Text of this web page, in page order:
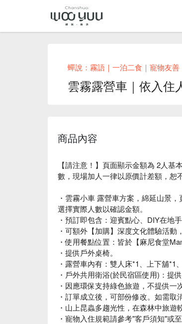
蟬說：霧語｜一泊二食｜寵物友善
雲霧露營車｜依入住
商品內容
【請注意！】頁面顯示金額為 2人
數，現場加人一律以原價計差額，恕
・雲霧小車 露營車方案，綿延山景
選擇實際人數以確認金額。
・預訂即包含：迎賓點心、DIY在地
・可額外【加購】深度文化體驗活動
・使用餐點位置：皆於【麻尼食堂
・提供戶外桌椅。
・露營車內有：雙人床*1、上下舖*1
・戶外共用衛浴(於民宿區使用)：提
・因應環保支持綠色旅遊，不提供一
・訂單成立後，可部份修改。如需取
・山上昆蟲多趨光性，在森林中旅遊
・寵物入住規範請參考"客戶須知"或至